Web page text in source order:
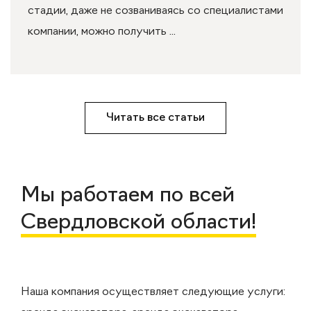
стадии, даже не созваниваясь со специалистами
компании, можно получить ...
Читать все статьи
Мы работаем по всей
Свердловской области!
Наша компания осуществляет следующие услуги: